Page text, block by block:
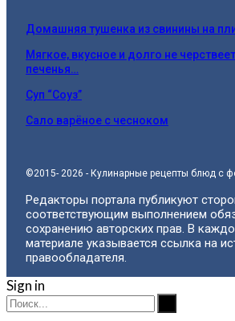
Домашняя тушенка из свинины на
Мягкое, вкусное и долго не
печенья…
Суп “Соуз”
Сало варёное с чесноком
©2015- 2026 - Кулинарные рецепты блюд с
Редакторы портала публикуют
соответствующим выполнением
сохранению авторских прав. В
материале указывается ссылка на
правообладателя.
Sign in